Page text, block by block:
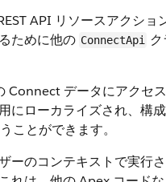
API リソースアクショ
ために他の ConnectApi
データにアクセス
にローカライズされ、構
ことができます。
のコンテキストで実行